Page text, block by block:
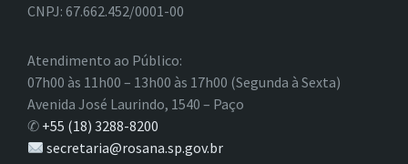
CNPJ: 67.662.452/0001-00
Atendimento ao Público:
07h00 às 11h00 – 13h00 às 17h00 (Segunda à Sexta)
Avenida José Laurindo, 1540 – Paço
✆ +55 (18) 3288-8200
secretaria@rosana.sp.gov.br